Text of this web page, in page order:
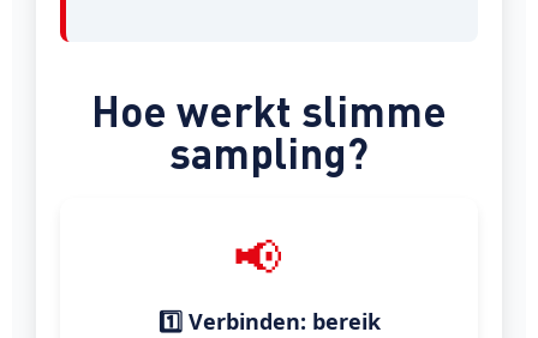
Hoe werkt slimme
sampling?
📢
1️⃣ Verbinden: bereik